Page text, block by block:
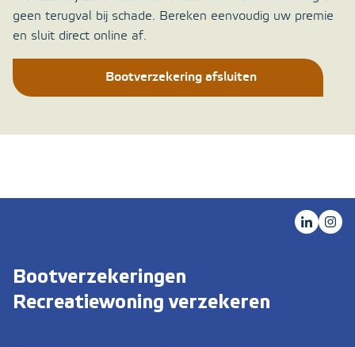
geen terugval bij schade. Bereken eenvoudig uw premie
en sluit direct online af.
Bootverzekering afsluiten
Bootverzekeringen
Recreatiewoning verzekeren